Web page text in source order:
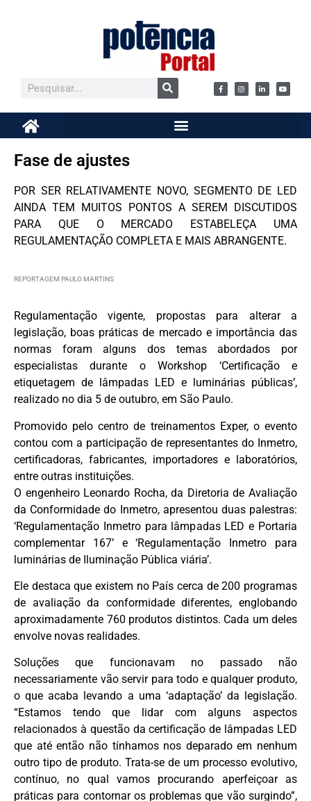
Fase de ajustes
POR SER RELATIVAMENTE NOVO, SEGMENTO DE LED
AINDA TEM MUITOS PONTOS A SEREM DISCUTIDOS
PARA QUE O MERCADO ESTABELEÇA UMA
REGULAMENTAÇÃO COMPLETA E MAIS ABRANGENTE.
REPORTAGEM PAULO MARTINS
Regulamentação vigente, propostas para alterar a
legislação, boas práticas de mercado e importância das
normas foram alguns dos temas abordados por
especialistas durante o Workshop ‘Certificação e
etiquetagem de lâmpadas LED e luminárias públicas’,
realizado no dia 5 de outubro, em São Paulo.
Promovido pelo centro de treinamentos Exper, o evento
contou com a participação de representantes do Inmetro,
certificadoras, fabricantes, importadores e laboratórios,
entre outras instituições.
O engenheiro Leonardo Rocha, da Diretoria de Avaliação
da Conformidade do Inmetro, apresentou duas palestras:
‘Regulamentação Inmetro para lâmpadas LED e Portaria
complementar 167’ e ‘Regulamentação Inmetro para
luminárias de Iluminação Pública viária’.
Ele destaca que existem no País cerca de 200 programas
de avaliação da conformidade diferentes, englobando
aproximadamente 760 produtos distintos. Cada um deles
envolve novas realidades.
Soluções que funcionavam no passado não
necessariamente vão servir para todo e qualquer produto,
o que acaba levando a uma ‘adaptação’ da legislação.
“Estamos tendo que lidar com alguns aspectos
relacionados à questão da certificação de lâmpadas LED
que até então não tínhamos nos deparado em nenhum
outro tipo de produto. Trata-se de um processo evolutivo,
contínuo, no qual vamos procurando aperfeiçoar as
práticas para contornar os problemas que vão surgindo”,